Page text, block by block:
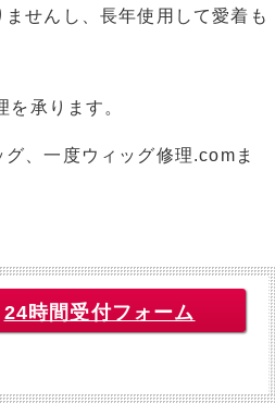
せんし、長年使用して愛着も
承ります。
、一度ウィッグ修理.comま
24時間受付フォーム